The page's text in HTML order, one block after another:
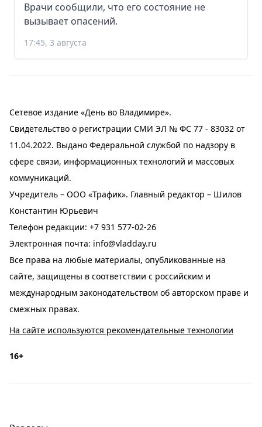
Врачи сообщили, что его состояние не
вызывает опасений.
17:45, 3 августа
Сетевое издание «День во Владимире».
Свидетельство о регистрации СМИ ЭЛ № ФС 77 - 83032 от
11.04.2022. Выдано Федеральной службой по надзору в
сфере связи, информационных технологий и массовых
коммуникаций.
Учредитель – ООО «Трафик». Главный редактор – Шилов
Константин Юрьевич
Телефон редакции: +7 931 577-02-26
Электронная почта: info@vladday.ru
Все права на любые материалы, опубликованные на
сайте, защищены в соответствии с российским и
международным законодательством об авторском праве и
смежных правах.
На сайте используются рекомендательные технологии
16+